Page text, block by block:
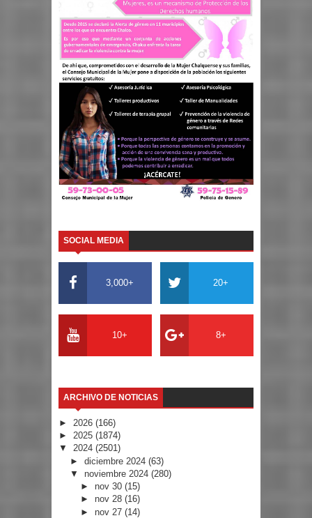
SOCIAL MEDIA
3,000+ 20+
10+ 8+
ARCHIVO DE NOTICIAS
► 2026 (166)
► 2025 (1874)
▼ 2024 (2501)
► diciembre 2024 (63)
▼ noviembre 2024 (280)
► nov 30(15)
► nov 28(16)
► nov 27(14)